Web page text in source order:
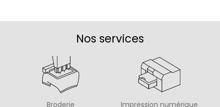
Nos services
Broderie Impression numérique